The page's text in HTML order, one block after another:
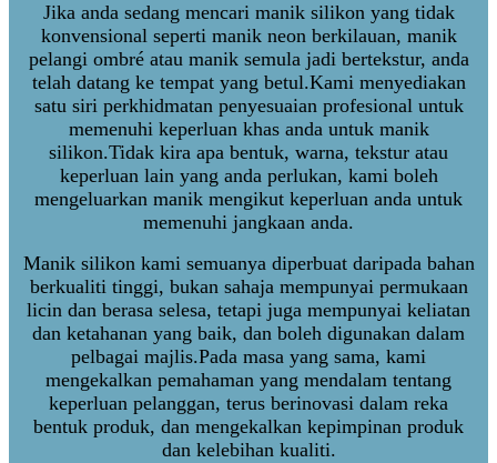
Jika anda sedang mencari manik silikon yang tidak
konvensional seperti manik neon berkilauan, manik
pelangi ombré atau manik semula jadi bertekstur, anda
telah datang ke tempat yang betul.Kami menyediakan
satu siri perkhidmatan penyesuaian profesional untuk
memenuhi keperluan khas anda untuk manik
silikon.Tidak kira apa bentuk, warna, tekstur atau
keperluan lain yang anda perlukan, kami boleh
mengeluarkan manik mengikut keperluan anda untuk
memenuhi jangkaan anda.
Manik silikon kami semuanya diperbuat daripada bahan
berkualiti tinggi, bukan sahaja mempunyai permukaan
licin dan berasa selesa, tetapi juga mempunyai keliatan
dan ketahanan yang baik, dan boleh digunakan dalam
pelbagai majlis.Pada masa yang sama, kami
mengekalkan pemahaman yang mendalam tentang
keperluan pelanggan, terus berinovasi dalam reka
bentuk produk, dan mengekalkan kepimpinan produk
dan kelebihan kualiti.